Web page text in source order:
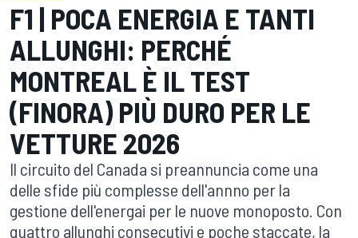
F1 | POCA ENERGIA E TANTI
ALLUNGHI: PERCHÉ
MONTREAL È IL TEST
(FINORA) PIÙ DURO PER LE
VETTURE 2026
Il circuito del Canada si preannuncia come una
delle sfide più complesse dell'annno per la
gestione dell'energai per le nuove monoposto. Con
quattro allunghi consecutivi e poche staccate, la